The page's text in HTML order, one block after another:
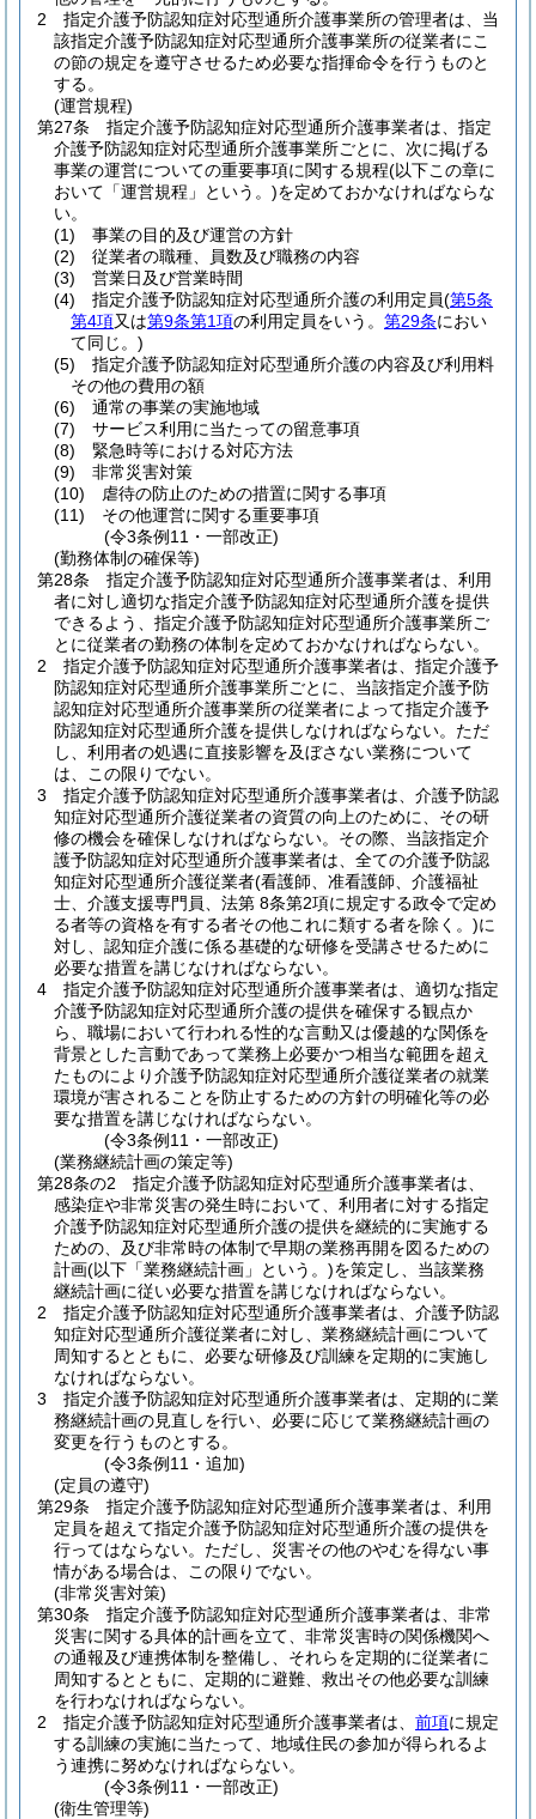
2
指定介護予防認知症対応型通所介護事業所の管理者は、当
該指定介護予防認知症対応型通所介護事業所の従業者にこ
の節の規定を遵守させるため必要な指揮命令を行うものと
する。
(運営規程)
第27条
指定介護予防認知症対応型通所介護事業者は、指定
介護予防認知症対応型通所介護事業所ごとに、次に掲げる
事業の運営についての重要事項に関する規程(以下この章に
おいて「運営規程」という。)を定めておかなければならな
い。
(1)
事業の目的及び運営の方針
(2)
従業者の職種、員数及び職務の内容
(3)
営業日及び営業時間
(4)
指定介護予防認知症対応型通所介護の利用定員(第5条
第4項又は第9条第1項の利用定員をいう。 第29条におい
て同じ。)
(5)
指定介護予防認知症対応型通所介護の内容及び利用料
その他の費用の額
(6)
通常の事業の実施地域
(7)
サービス利用に当たっての留意事項
(8)
緊急時等における対応方法
(9)
非常災害対策
(10)
虐待の防止のための措置に関する事項
(11)
その他運営に関する重要事項
(令3条例11・一部改正)
(勤務体制の確保等)
第28条
指定介護予防認知症対応型通所介護事業者は、利用
者に対し適切な指定介護予防認知症対応型通所介護を提供
できるよう、指定介護予防認知症対応型通所介護事業所ご
とに従業者の勤務の体制を定めておかなければならない。
2
指定介護予防認知症対応型通所介護事業者は、指定介護予
防認知症対応型通所介護事業所ごとに、当該指定介護予防
認知症対応型通所介護事業所の従業者によって指定介護予
防認知症対応型通所介護を提供しなければならない。 ただ
し、利用者の処遇に直接影響を及ぼさない業務について
は、この限りでない。
3
指定介護予防認知症対応型通所介護事業者は、介護予防認
知症対応型通所介護従業者の資質の向上のために、その研
修の機会を確保しなければならない。 その際、当該指定介
護予防認知症対応型通所介護事業者は、全ての介護予防認
知症対応型通所介護従業者(看護師、准看護師、介護福祉
士、介護支援専門員、法第 8条第2項に規定する政令で定め
る者等の資格を有する者その他これに類する者を除く。)に
対し、認知症介護に係る基礎的な研修を受講させるために
必要な措置を講じなければならない。
4
指定介護予防認知症対応型通所介護事業者は、適切な指定
介護予防認知症対応型通所介護の提供を確保する観点か
ら、職場において行われる性的な言動又は優越的な関係を
背景とした言動であって業務上必要かつ相当な範囲を超え
たものにより介護予防認知症対応型通所介護従業者の就業
環境が害されることを防止するための方針の明確化等の必
要な措置を講じなければならない。
(令3条例11・一部改正)
(業務継続計画の策定等)
第28条の2
指定介護予防認知症対応型通所介護事業者は、
感染症や非常災害の発生時において、利用者に対する指定
介護予防認知症対応型通所介護の提供を継続的に実施する
ための、及び非常時の体制で早期の業務再開を図るための
計画(以下「業務継続計画」という。)を策定し、当該業務
継続計画に従い必要な措置を講じなければならない。
2
指定介護予防認知症対応型通所介護事業者は、介護予防認
知症対応型通所介護従業者に対し、業務継続計画について
周知するとともに、必要な研修及び訓練を定期的に実施し
なければならない。
3
指定介護予防認知症対応型通所介護事業者は、定期的に業
務継続計画の見直しを行い、必要に応じて業務継続計画の
変更を行うものとする。
(令3条例11・追加)
(定員の遵守)
第29条
指定介護予防認知症対応型通所介護事業者は、利用
定員を超えて指定介護予防認知症対応型通所介護の提供を
行ってはならない。 ただし、災害その他のやむを得ない事
情がある場合は、この限りでない。
(非常災害対策)
第30条
指定介護予防認知症対応型通所介護事業者は、非常
災害に関する具体的計画を立て、非常災害時の関係機関へ
の通報及び連携体制を整備し、それらを定期的に従業者に
周知するとともに、定期的に避難、救出その他必要な訓練
を行わなければならない。
2
指定介護予防認知症対応型通所介護事業者は、 前項に規定
する訓練の実施に当たって、地域住民の参加が得られるよ
う連携に努めなければならない。
(令3条例11・一部改正)
(衛生管理等)